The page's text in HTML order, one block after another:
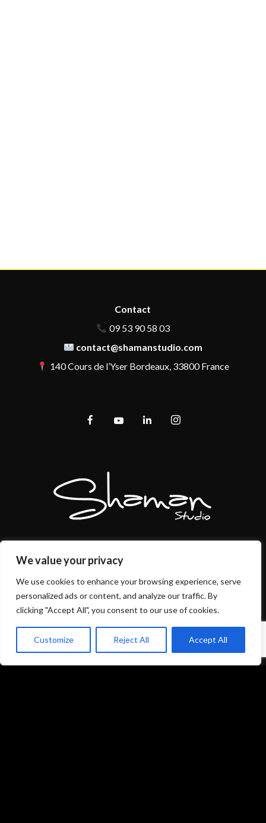
We value your privacy
We use cookies to enhance your browsing experience, serve
personalized ads or content, and analyze our traffic. By
clicking "Accept All", you consent to our use of cookies.
Customize Reject All Accept All
Contact
09 53 90 58 03
contact@shamanstudio.com
140 Cours de l’Yser Bordeaux, 33800 France
CGU/CGV